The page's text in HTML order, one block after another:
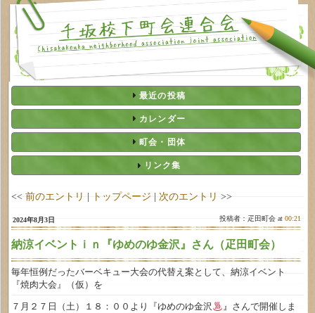
最近の投稿
カレンダー
町会・団体
リンク集
<< 前のエントリ | トップページ | 次のエントリ >>
2024年8月3日 投稿者：疋田町会 at00:21
納涼イベントｉｎ『ゆめのゆ金沢』さん（疋田町会）
毎年恒例だったバーベキュー大会の代替え案として、納涼イベント
『焼肉大会』（仮）を
７月２７日（土）１８：００より『ゆめのゆ金沢 』 さんで開催しま